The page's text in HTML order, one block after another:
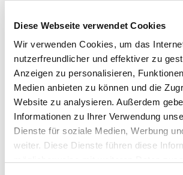
Diese Webseite verwendet Cookies
Wir verwenden Cookies, um das
nutzerfreundlicher und effektiver zu
Anzeigen zu personalisieren,
Medien anbieten zu können und die
Website zu analysieren. Außerdem
Informationen zu Ihrer Verwendung
Dienste für soziale Medien, Werbung
weiter. Diese Dienste führen diese
Am 08. Oktober von 10:00 bis 10:45 Uhr
laden Sie herzlich ein, sich in ca. 45
Umweltmanagementsystem in
informieren.
Software-Lösungen für Energie- und
Umweltmanagementsysteme in